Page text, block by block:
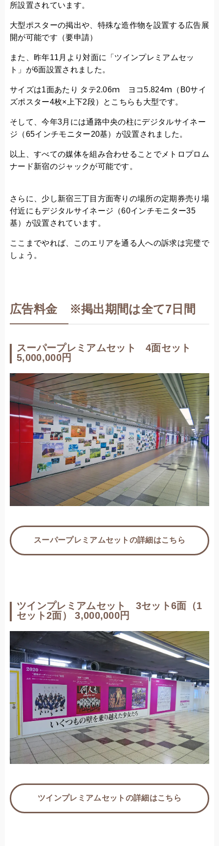
所設置されています。
大型ポスターの掲出や、特殊な造作物を設置する広告展
開が可能です（要申請）
また、昨年11月より対面に「ツインプレミアムセッ
ト」が6面設置されました。
サイズは1面あたり タテ2.06ｍ ヨコ5.824ｍ（B0サイ
ズポスター4枚×上下2段）とこちらも大型です。
そして、今年3月には通路中央の柱にデジタルサイネー
ジ（65インチモニター20基）が設置されました。
以上、すべての媒体を組み合わせることでメトロプロム
ナード新宿のジャックが可能です。
さらに、少し新宿三丁目方面寄りの場所の定期券売り場
付近にもデジタルサイネージ（60インチモニター35
基）が設置されています。
ここまでやれば、このエリアを通る人への訴求は完璧で
しょう。
広告料金 ※掲出期間は全て7日間
スーパープレミアムセット 4面セット
5,000,000円
スーパープレミアムセットの詳細はこちら
ツインプレミアムセット 3セット6面（1
セット2面）3,000,000円
ツインプレミアムセットの詳細はこちら